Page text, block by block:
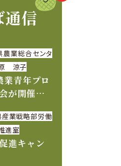
通信
農業総合センタ
涼子
青年プロ
が開催さ
業戦略部労働
進室
進キャン